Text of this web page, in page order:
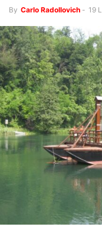
By Carlo Radollovich - 19